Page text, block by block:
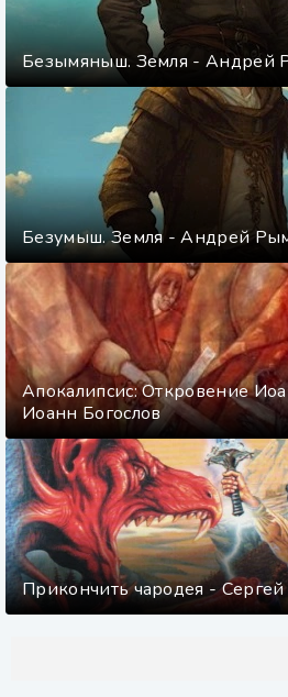
Безымяныш. Земля - Андрей
Безумыш. Земля - Андрей
Апокалипсис: Откровение
Иоанн Богослов
Прикончить чародея -